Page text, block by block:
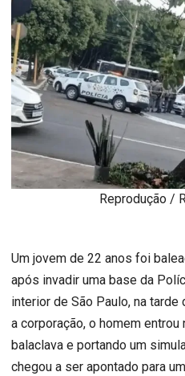
Reprodução /
Um jovem de 22 anos foi
após invadir uma base da
interior de São Paulo, na
a corporação, o homem entrou
balaclava e portando um
chegou a ser apontado para